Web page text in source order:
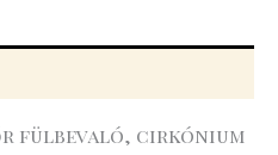
fülbevaló, cirkónium